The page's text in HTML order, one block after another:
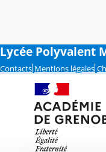
Lycée Polyvalent
Contacts Mentions légales